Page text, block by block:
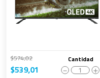
$574,02
$539,01
Cantidad
＋
－